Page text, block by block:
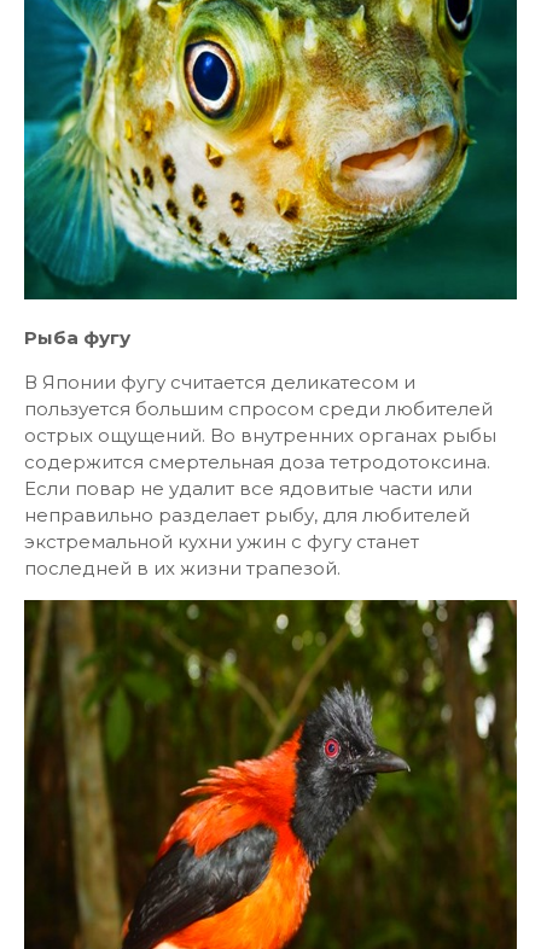
Рыба фугу
В Японии фугу считается деликатесом и
пользуется большим спросом среди любителей
острых ощущений. Во внутренних органах рыбы
содержится смертельная доза тетродотоксина.
Если повар не удалит все ядовитые части или
неправильно разделает рыбу, для любителей
экстремальной кухни ужин с фугу станет
последней в их жизни трапезой.